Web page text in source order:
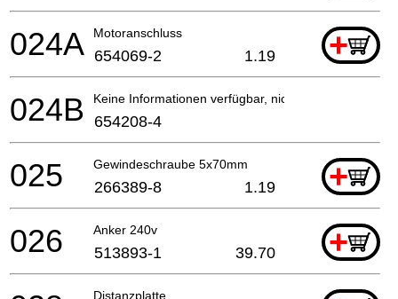
Motoranschluss +
024A 654069-2 1.19
Keine Informationen verfügbar, nicht bestellbar
024B 654208-4
Gewindeschraube 5x70mm +
025 266389-8 1.19
Anker 240v +
026 513893-1 39.70
Distanzplatte